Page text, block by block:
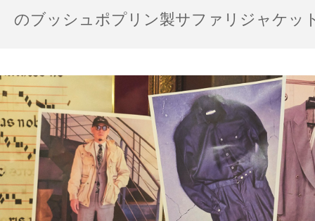
のブッシュポプリン製サファリジャケッ